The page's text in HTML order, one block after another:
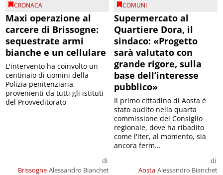
CRONACA
Maxi operazione al
carcere di Brissogne:
sequestrate armi
bianche e un cellulare
Brissogne
di
Alessandro Bianchet
L'intervento ha coinvolto un
centinaio di uomini della
Polizia penitenziaria,
provenienti da tutti gli istituti
del Provveditorato
COMUNI
Supermercato al
Quartiere Dora, il
sindaco: «Progetto
sarà valutato con
grande rigore, sulla
base dell’interesse
pubblico»
Aosta
di
Alessandro Bianchet
Il primo cittadino di Aosta è
stato audito nella quarta
commissione del Consiglio
regionale, dove ha ribadito
come l'iter, al momento, sia
ancora ferm...